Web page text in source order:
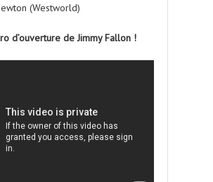
(Westworld)
d’ouverture de Jimmy Fallon !